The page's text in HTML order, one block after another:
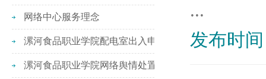
网络中心服务理念
漯河食品职业学院配电室出入申请表
漯河食品职业学院网络舆情处置反馈单
...
发布时